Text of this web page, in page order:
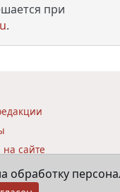
при
.
сайте
на печатное издание
конфиденциальности